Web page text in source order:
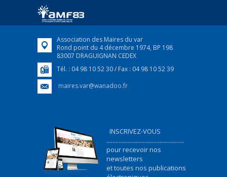
Association des Maires du var
Rond point du 4 décembre 1974, BP 198
83007 DRAGUIGNAN CEDEX
Tél. : 04 98 10 52 30 / Fax : 04 98 10 52 39
maires.var@wanadoo.fr
INSCRIVEZ-VOUS
...................................................
pour recevoir nos
newsletters
et toutes nos publications